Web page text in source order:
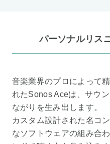
パーソナルリス
音楽業界のプロによって
れたSonos Aceは、サウ
ながりを生み出します。
カスタム設計された名コ
なソフトウェアの組み合